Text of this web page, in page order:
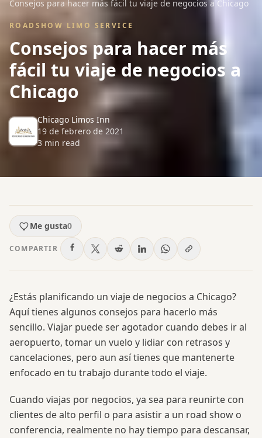
Consejos para hacer más fácil tu viaje de negocios a Chicago
ROADSHOW LIMO SERVICE
Consejos para hacer más
fácil tu viaje de negocios a
Chicago
Chicago Limos Inn
19 de febrero de 2021
3 min read
Me gusta0
COMPARTIR
¿Estás planificando un viaje de negocios a Chicago?
Aquí tienes algunos consejos para hacerlo más
sencillo. Viajar puede ser agotador cuando debes ir al
aeropuerto, tomar un vuelo y lidiar con retrasos y
cancelaciones, pero aun así tienes que mantenerte
enfocado en tu trabajo durante todo el viaje.
Cuando viajas por negocios, ya sea para reunirte con
clientes de alto perfil o para asistir a un road show o
conferencia, realmente no hay tiempo para descansar,